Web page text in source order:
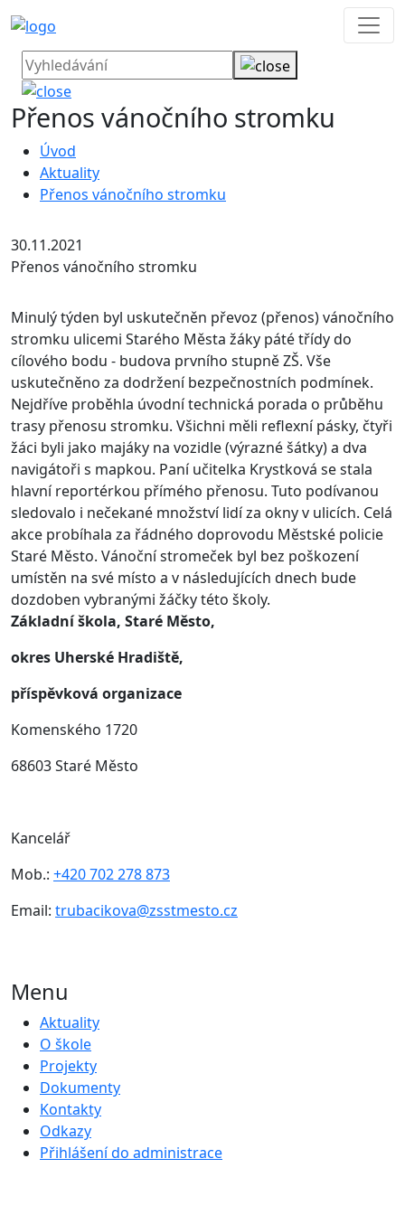
Přenos vánočního stromku
Úvod
Aktuality
Přenos vánočního stromku
30.11.2021
Přenos vánočního stromku
Minulý týden byl uskutečněn převoz (přenos) vánočního
stromku ulicemi Starého Města žáky páté třídy do
cílového bodu - budova prvního stupně ZŠ. Vše
uskutečněno za dodržení bezpečnostních podmínek.
Nejdříve proběhla úvodní technická porada o průběhu
trasy přenosu stromku. Všichni měli reflexní pásky, čtyři
žáci byli jako majáky na vozidle (výrazné šátky) a dva
navigátoři s mapkou. Paní učitelka Krystková se stala
hlavní reportérkou přímého přenosu. Tuto podívanou
sledovalo i nečekané množství lidí za okny v ulicích. Celá
akce probíhala za řádného doprovodu Městské policie
Staré Město. Vánoční stromeček byl bez poškození
umístěn na své místo a v následujících dnech bude
dozdoben vybranými žáčky této školy.
Základní škola, Staré Město,
okres Uherské Hradiště,
příspěvková organizace
Komenského 1720
68603 Staré Město
Kancelář
Mob.: +420 702 278 873
Email: trubacikova@zsstmesto.cz
Menu
Aktuality
O škole
Projekty
Dokumenty
Kontakty
Odkazy
Přihlášení do administrace